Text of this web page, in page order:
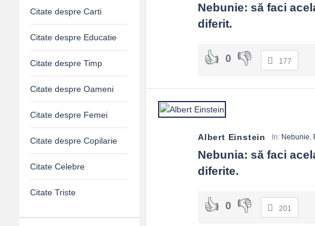
Nebunie: să faci
diferit.
0 177
Albert Einstein In: Nebunie,
Nebunia: să faci
diferite.
0 201
Citate despre Carti
Citate despre Educatie
Citate despre Timp
Citate despre Oameni
Citate despre Femei
Citate despre Copilarie
Citate Celebre
Citate Triste